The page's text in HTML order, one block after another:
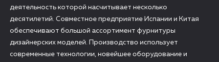
деятельность которой насчитывает несколько
десятилетий. Совместное предприятие Испании и Китая
обеспечивают большой ассортимент фурнитуры
дизайнерских моделей. Производство использует
современные технологии, новейшее оборудование и